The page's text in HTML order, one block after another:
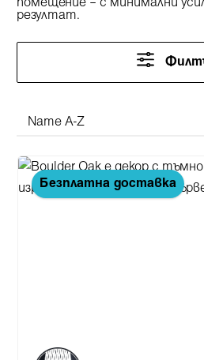
помещение – с минимални
резултат.
Безплатна доставка